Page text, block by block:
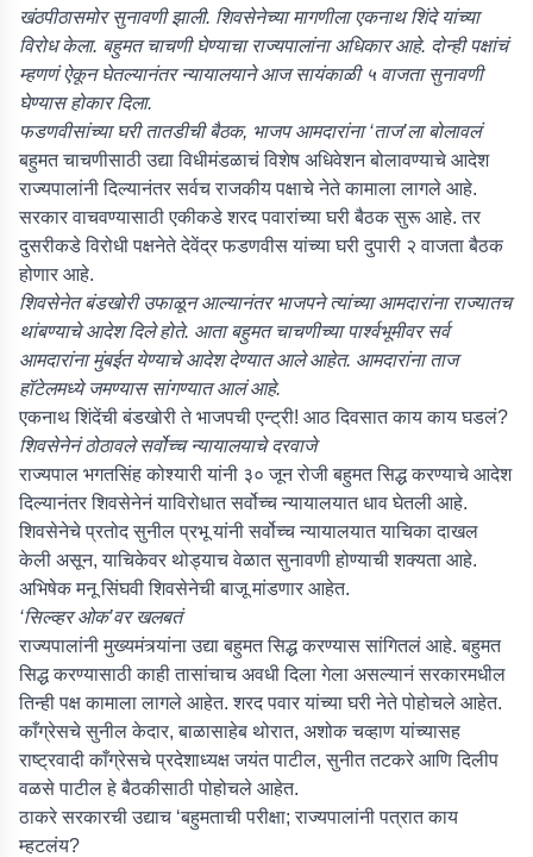
खंठपीठासमोर सुनावणी झाली. शिवसेनेच्या मागणीला एकनाथ शिंदे यांच्या
विरोध केला. बहुमत चाचणी घेण्याचा राज्यपालांना अधिकार आहे. दोन्ही पक्षांचं
म्हणणं ऐकून घेतल्यानंतर न्यायालयाने आज सायंकाळी ५ वाजता सुनावणी
घेण्यास होकार दिला.
फडणवीसांच्या घरी तातडीची बैठक, भाजप आमदारांना ‘ताज’ला बोलावलं
बहुमत चाचणीसाठी उद्या विधीमंडळाचं विशेष अधिवेशन बोलावण्याचे आदेश
राज्यपालांनी दिल्यानंतर सर्वच राजकीय पक्षाचे नेते कामाला लागले आहे.
सरकार वाचवण्यासाठी एकीकडे शरद पवारांच्या घरी बैठक सुरू आहे. तर
दुसरीकडे विरोधी पक्षनेते देवेंद्र फडणवीस यांच्या घरी दुपारी २ वाजता बैठक
होणार आहे.
शिवसेनेत बंडखोरी उफाळून आल्यानंतर भाजपने त्यांच्या आमदारांना राज्यातच
थांबण्याचे आदेश दिले होते. आता बहुमत चाचणीच्या पार्श्वभूमीवर सर्व
आमदारांना मुंबईत येण्याचे आदेश देण्यात आले आहेत. आमदारांना ताज
हॉटेलमध्ये जमण्यास सांगण्यात आलं आहे.
एकनाथ शिंदेंची बंडखोरी ते भाजपची एन्ट्री! आठ दिवसात काय काय घडलं?
शिवसेनेनं ठोठावले सर्वोच्च न्यायालयाचे दरवाजे
राज्यपाल भगतसिंह कोश्यारी यांनी ३० जून रोजी बहुमत सिद्ध करण्याचे आदेश
दिल्यानंतर शिवसेनेनं याविरोधात सर्वोच्च न्यायालयात धाव घेतली आहे.
शिवसेनेचे प्रतोद सुनील प्रभू यांनी सर्वोच्च न्यायालयात याचिका दाखल
केली असून, याचिकेवर थोड्याच वेळात सुनावणी होण्याची शक्यता आहे.
अभिषेक मनू सिंघवी शिवसेनेची बाजू मांडणार आहेत.
‘सिल्व्हर ओक’वर खलबतं
राज्यपालांनी मुख्यमंत्र्यांना उद्या बहुमत सिद्ध करण्यास सांगितलं आहे. बहुमत
सिद्ध करण्यासाठी काही तासांचाच अवधी दिला गेला असल्यानं सरकारमधील
तिन्ही पक्ष कामाला लागले आहेत. शरद पवार यांच्या घरी नेते पोहोचले आहेत.
काँग्रेसचे सुनील केदार, बाळासाहेब थोरात, अशोक चव्हाण यांच्यासह
राष्ट्रवादी काँग्रेसचे प्रदेशाध्यक्ष जयंत पाटील, सुनीत तटकरे आणि दिलीप
वळसे पाटील हे बैठकीसाठी पोहोचले आहेत.
ठाकरे सरकारची उद्याच ‘बहुमताची परीक्षा; राज्यपालांनी पत्रात काय
म्हटलंय?